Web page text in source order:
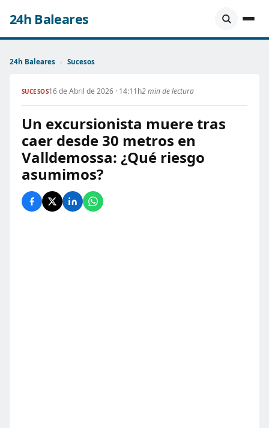
24h Baleares
24h Baleares › Sucesos
SUCESOS16 de Abril de 2026 · 14:11h2 min de lectura
Un excursionista muere tras
caer desde 30 metros en
Valldemossa: ¿Qué riesgo
asumimos?